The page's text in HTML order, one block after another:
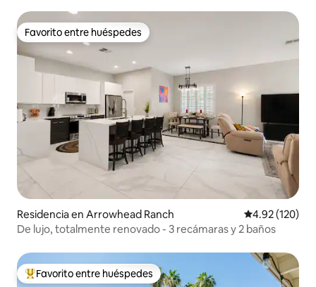
Favorito entre huéspedes
Favorito entre huéspedes
Residencia en Arrowhead Ranch Calificación
4.92 (120)
De lujo, totalmente renovado - 3 recámaras y 2 baños
De los mejores en Favorito entre huéspedes
Favorito entre huéspedes